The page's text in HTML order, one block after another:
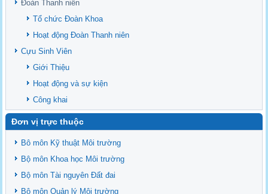
Ban chấp hành Đảng bộ khoa
Đoàn Thanh niên
Tổ chức Đoàn Khoa
Hoạt động Đoàn Thanh niên
Cựu Sinh Viên
Giới Thiệu
Hoạt động và sự kiện
Công khai
Đơn vị trực thuộc
Bô môn Kỹ thuật Môi trường
Bộ môn Khoa học Môi trường
Bộ môn Tài nguyên Đất đai
Bộ môn Quản lý Môi trường